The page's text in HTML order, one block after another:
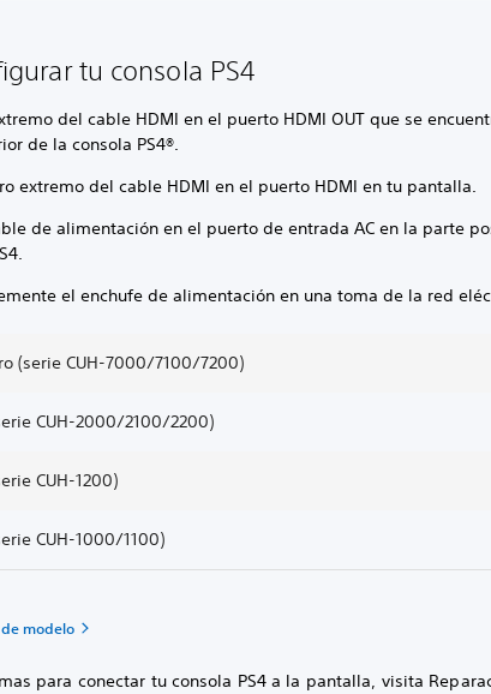
tu consola PS4
del cable HDMI en el puerto HDMI OUT que se
de la consola PS4®.
extremo del cable HDMI en el puerto HDMI en tu pantalla.
de alimentación en el puerto de entrada AC en la parte
el enchufe de alimentación en una toma de la red
(serie CUH-7000/7100/7200)
CUH-2000/2100/2200)
CUH-1200)
CUH-1000/1100)
modelo
para conectar tu consola PS4 a la pantalla, visita